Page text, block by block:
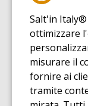
GUIDA ALL'ACQUISTO
Guida all'acquisito
GUIDA
Guida al montaggio
GUIDA DI
Guida alla
Salt'in
ottimizzare
misurare il
fornire ai
tramite